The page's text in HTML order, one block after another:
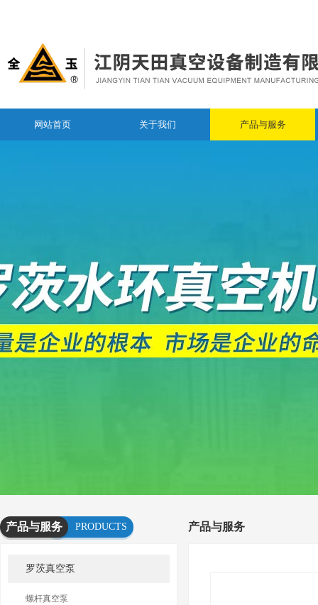
网站首页 关于我们 产品与服务
产品与服务
PRODUCTS
罗茨真空泵
螺杆真空泵
产品与服务